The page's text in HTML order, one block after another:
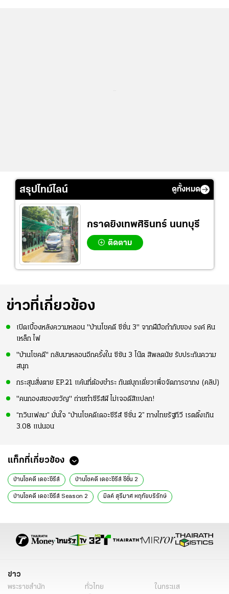
สรุปไทม์ไลน์ ดูทั้งหมด
กราดยิงเทพศิรินทร์ นนทบุรี
ติดตาม
ข่าวที่เกี่ยวข้อง
เปิดเบื้องหลังความหลอน "บ้านโชคดี ซีซั่น 3" จากฝีมือกำกับของ รงค์ หิน
เหล็ก ไฟ
"บ้านโชคดี" กลับมาหลอนอีกครั้งใน ซีซัน 3 โน๊ต สิพลดนัย รับประกันความ
สนุก
กระสุนสั่งตาย EP.21 แค้นที่ต้องชำระ กันต์บุกเดี่ยวเพื่อจัดการอากง (คลิป)
"คนกองสยองขวัญ" ถ่ายทำซีรีส์ผี ไม่เจอดีสิแปลก!
“ทวินเฟลม” มั่นใจ “บ้านโชคดีเดอะซีรีส์ ซีซั่น 2” ทางไทยรัฐทีวี เรตติ้งเกิน
3.08 แน่นอน
แท็กที่เกี่ยวข้อง
บ้านโชคดี เดอะซีรีส์ บ้านโชคดี เดอะซีรีส์ ซีซั่น 2
บ้านโชคดี เดอะซีรีส์ Season 2 มิลค์ สุรีมาศ หฤทัยบริรักษ์
ข่าว
พระราชสำนัก ทั่วไทย
ในกระแส